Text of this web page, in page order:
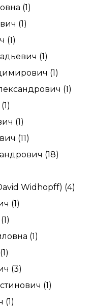
(1)
(1)
(1)
(1)
(1)
(1)
(1)
(11)
(18)
Widhopff) (4)
(1)
(1)
(3)
(1)
(1)